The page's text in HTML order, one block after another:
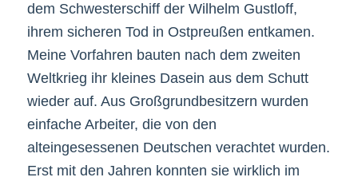
dem Schwesterschiff der Wilhelm Gustloff,
ihrem sicheren Tod in Ostpreußen entkamen.
Meine Vorfahren bauten nach dem zweiten
Weltkrieg ihr kleines Dasein aus dem Schutt
wieder auf. Aus Großgrundbesitzern wurden
einfache Arbeiter, die von den
alteingesessenen Deutschen verachtet wurden.
Erst mit den Jahren konnten sie wirklich im